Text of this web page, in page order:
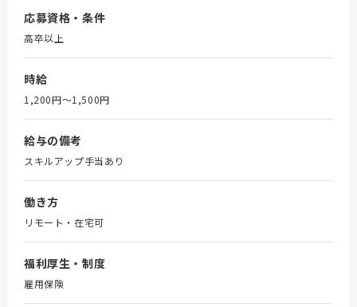
応募資格・条件
高卒以上
時給
1,200円〜1,500円
給与の備考
スキルアップ手当あり
働き方
リモート・在宅可
福利厚生・制度
雇用保険